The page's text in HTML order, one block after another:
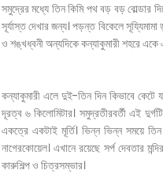
সমুদ্রের মধ্যে তিন কিমি পথ বড় বড় বোল্ডার
সূর্যাস্ত দেখার জন্য। পড়ন্ত বিকেলে
ও শঙ্খধ্বনী অন্যদিকে কন্যাকুমারী শহরে
কন্যাকুমারী এলে দুই-তিন দিন কিভাবে কেটে
দূরত্ব ৬ কিলোমিটার। সমুদ্রতীরবর্তী এই দুর্গটি
একত্রে একটাই মূর্তি। ভিন্ন ভিন্ন সময়ে
নাগেরকোয়েল। এখানে রয়েছে সর্প দেবতার
কারুশিল্প ও চিত্রসম্ভার।